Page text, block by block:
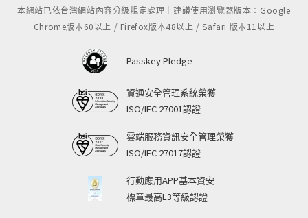
本網站已依台灣網站內容分級規定處理｜建議使用瀏覽器版本：Google
Chrome版本60以上 / Firefox版本48以上 / Safari 版本11以上
Passkey Pledge
資通安全管理系統榮獲
ISO/IEC 27001認證
雲端服務資訊安全管理榮獲
ISO/IEC 27017認證
行動應用APP基本資安
標章最高L3等級認證